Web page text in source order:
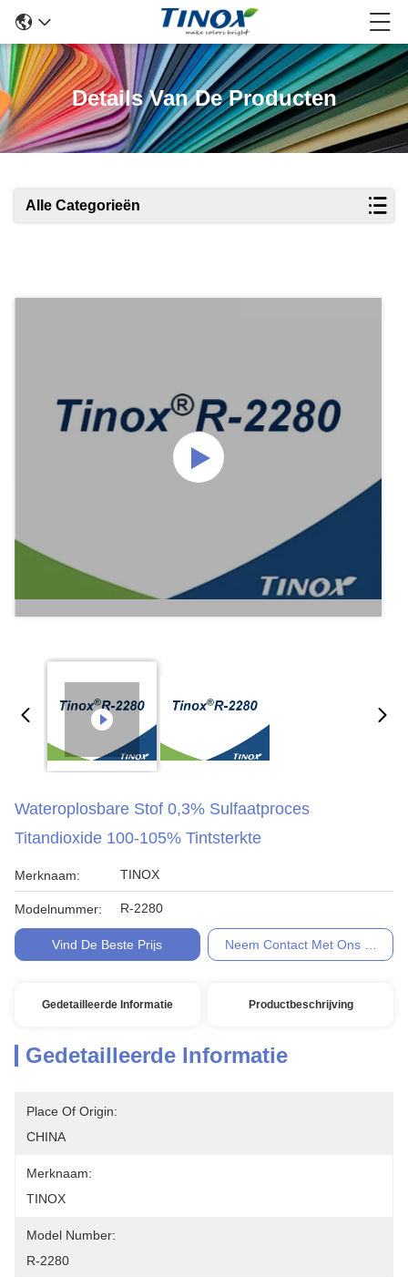
Details Van De Producten
Alle Categorieën
Wateroplosbare Stof 0,3% Sulfaatproces
Titandioxide 100-105% Tintsterkte
Merknaam: TINOX
Modelnummer: R-2280
Vind De Beste Prijs Neem Contact Met Ons Op
Gedetailleerde Informatie Productbeschrijving
Gedetailleerde Informatie
Place Of Origin:
CHINA
Merknaam:
TINOX
Model Number:
R-2280